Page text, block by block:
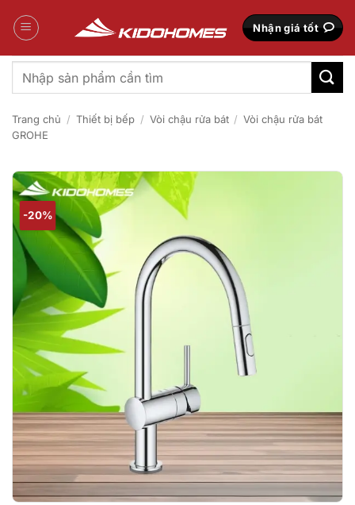
qua
Nhận giá tốt
Tìm
kiếm:
Trang chủ / Thiết bị bếp / Vòi chậu rửa bát / Vòi chậu rửa bát
GROHE
-20%